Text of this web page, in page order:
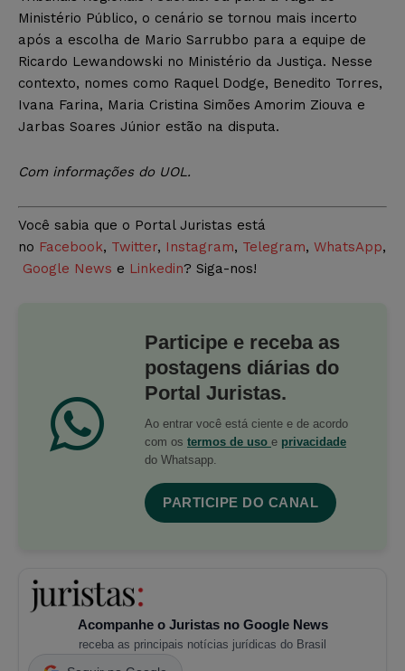
Ministério Público, o cenário se tornou mais incerto
após a escolha de Mario Sarrubbo para a equipe de
Ricardo Lewandowski no Ministério da Justiça. Nesse
contexto, nomes como Raquel Dodge, Benedito Torres,
Ivana Farina, Maria Cristina Simões Amorim Ziouva e
Jarbas Soares Júnior estão na disputa.
Com informações do UOL.
Você sabia que o Portal Juristas está
no Facebook, Twitter, Instagram, Telegram, WhatsApp,
Google News e Linkedin? Siga-nos!
Participe e receba as
postagens diárias do
Portal Juristas.
Ao entrar você está ciente e de acordo
com os termos de uso e privacidade
do Whatsapp.
PARTICIPE DO CANAL
Acompanhe o Juristas no Google News
receba as principais notícias jurídicas do Brasil